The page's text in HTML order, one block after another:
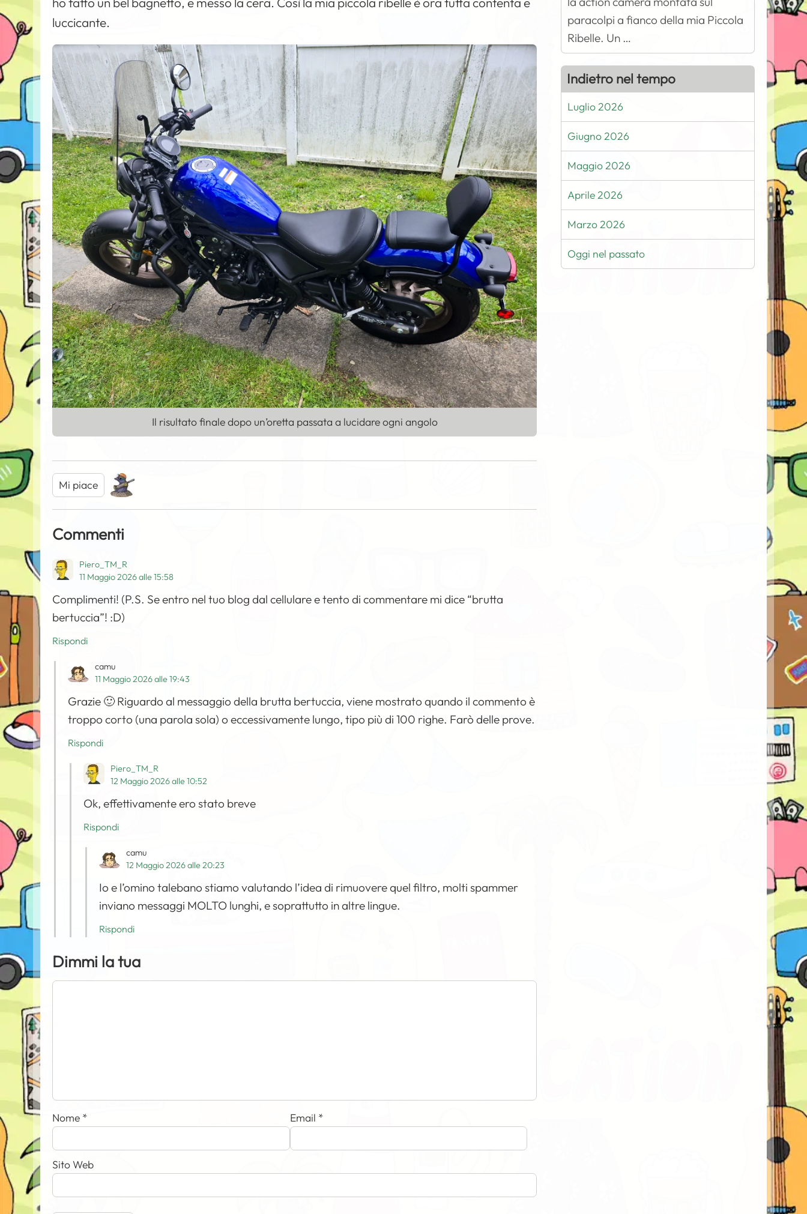
luccicante.
Il risultato finale dopo un’oretta passata a lucidare ogni angolo
Mi piace
Commenti
Piero_TM_R
11 Maggio 2026 alle 15:58
Complimenti! (P.S. Se entro nel tuo blog dal cellulare e tento di commentare mi dice “brutta
bertuccia”! :D)
Rispondi
camu
11 Maggio 2026 alle 19:43
Grazie 🙂 Riguardo al messaggio della brutta bertuccia, viene mostrato quando il commento è
troppo corto (una parola sola) o eccessivamente lungo, tipo più di 100 righe. Farò delle prove.
Rispondi
Piero_TM_R
12 Maggio 2026 alle 10:52
Ok, effettivamente ero stato breve
Rispondi
camu
12 Maggio 2026 alle 20:23
Io e l’omino talebano stiamo valutando l’idea di rimuovere quel filtro, molti spammer
inviano messaggi MOLTO lunghi, e soprattutto in altre lingue.
Rispondi
Dimmi la tua
Nome * Email *
Sito Web
paracolpi a fianco della mia Piccola
Ribelle. Un …
Indietro nel tempo
Luglio 2026
Giugno 2026
Maggio 2026
Aprile 2026
Marzo 2026
Oggi nel passato